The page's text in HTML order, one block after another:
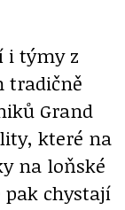
i týmy z
tradičně
Grand
které na
na loňské
pak chystají